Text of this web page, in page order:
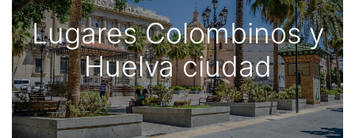
Lugares Colombinos y
Huelva ciudad